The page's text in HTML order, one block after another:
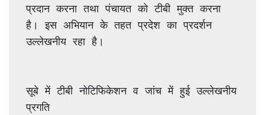
प्रदान करना तथा पंचायत को टीबी मुक्त करना
है। इस अभियान के तहत प्रदेश का प्रदर्शन
उल्लेखनीय रहा है।
सूबे में टीबी नोटिफिकेशन व जांच में हुई उल्लेखनीय
प्रगति